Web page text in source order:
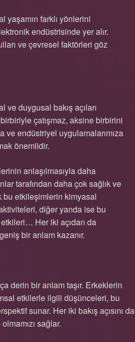
yaşamın farklı yönlerini
endüstrisinde yer alır.
ve çevresel faktörleri göz
ve duygusal bakış açıları
çatışmaz, aksine birbirini
ve endüstriyel uygulamalarımıza
önemlidir.
anlaşılmasıyla daha
tarafından daha çok sağlık ve
bu etkileşimlerin kimyasal
diğer yanda ise bu
etkileri… Her iki açıdan da
bir anlam kazanır.
derin bir anlam taşır. Erkeklerin
etkilerle ilgili düşünceleri, bu
sunar. Her iki bakış açısını da
sağlar.